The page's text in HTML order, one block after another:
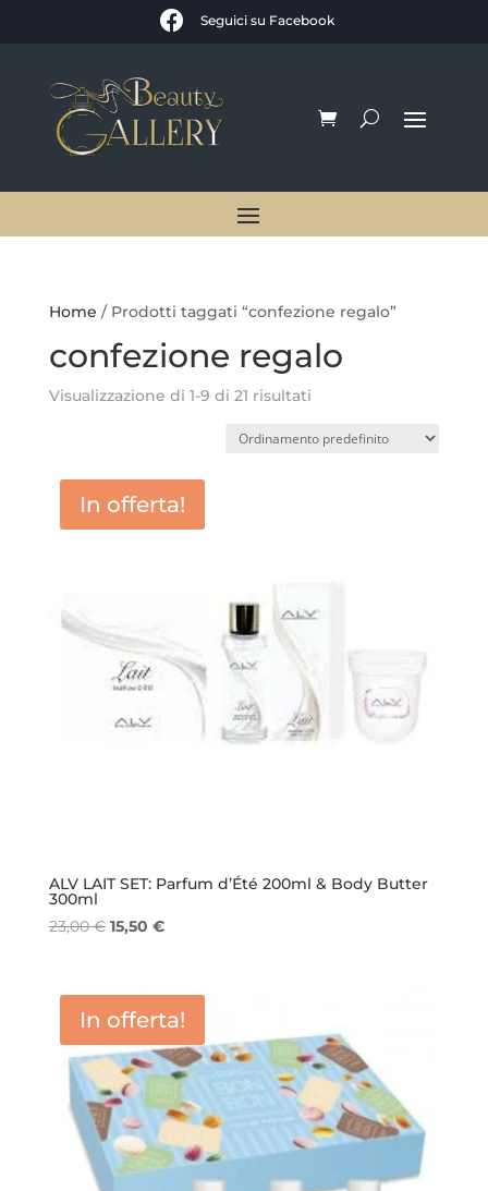
 Seguici su Facebook
Home / Prodotti taggati “confezione regalo”
confezione regalo
Visualizzazione di 1-9 di 21 risultati
In offerta!
ALV LAIT SET: Parfum d’Été 200ml & Body Butter
300ml
23,00€ Il
era:
23,00 €.
15,50 €Il
è:
15,50 €.
In offerta!